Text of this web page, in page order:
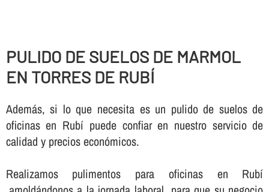
PULIDO DE SUELOS DE MARMOL
EN TORRES DE RUBÍ
Además, si lo que necesita es un pulido de suelos de
oficinas en Rubí puede confiar en nuestro servicio de
calidad y precios económicos.
Realizamos pulimentos para oficinas en Rubí